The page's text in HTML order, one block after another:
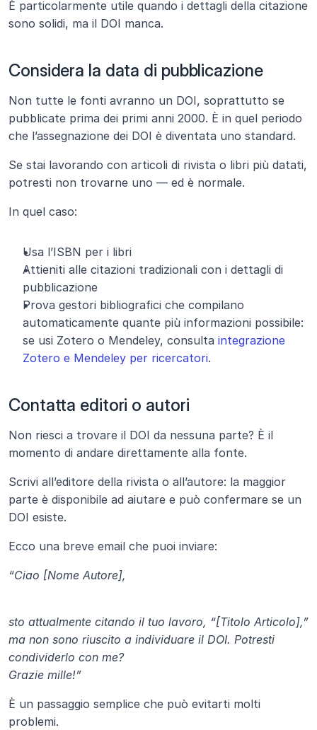
È particolarmente utile quando i dettagli della citazione
sono solidi, ma il DOI manca.
Considera la data di pubblicazione
Non tutte le fonti avranno un DOI, soprattutto se
pubblicate prima dei primi anni 2000. È in quel periodo
che l’assegnazione dei DOI è diventata uno standard.
Se stai lavorando con articoli di rivista o libri più datati,
potresti non trovarne uno — ed è normale.
In quel caso:
Usa l’ISBN per i libri
Attieniti alle citazioni tradizionali con i dettagli di
pubblicazione
Prova gestori bibliografici che compilano
automaticamente quante più informazioni possibile:
se usi Zotero o Mendeley, consulta integrazione
Zotero e Mendeley per ricercatori.
Contatta editori o autori
Non riesci a trovare il DOI da nessuna parte? È il
momento di andare direttamente alla fonte.
Scrivi all’editore della rivista o all’autore: la maggior
parte è disponibile ad aiutare e può confermare se un
DOI esiste.
Ecco una breve email che puoi inviare:
“Ciao [Nome Autore],
sto attualmente citando il tuo lavoro, “[Titolo Articolo],”
ma non sono riuscito a individuare il DOI. Potresti
condividerlo con me?
Grazie mille!”
È un passaggio semplice che può evitarti molti
problemi.